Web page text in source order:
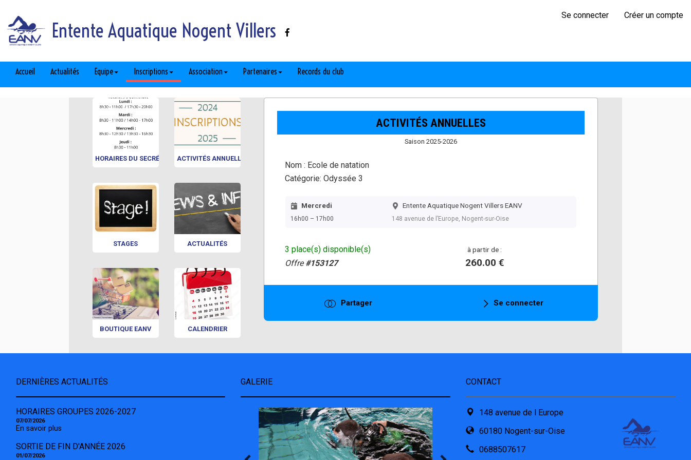
Entente Aquatique Nogent Villers
Se connecter Créer un compte
Accueil Actualités Equipe Inscriptions Association Partenaires Records du club
HORAIRES DU SECRÉTARIATACTIVITÉS ANNUELLES
STAGES ACTUALITÉS
BOUTIQUE EANV CALENDRIER
ACTIVITÉS ANNUELLES
Saison 2025-2026
Nom : Ecole de natation
Catégorie: Odyssée 3
Mercredi
16h00 – 17h00
Entente Aquatique Nogent Villers EANV
148 avenue de l’Europe, Nogent-sur-Oise
3 place(s) disponible(s)
Offre#153127
à partir de :
260.00 €
Partager Se connecter
DERNIÈRES ACTUALITÉS
HORAIRES GROUPES 2026-2027
07/07/2026
En savoir plus
SORTIE DE FIN D'ANNÉE 2026
01/07/2026
GALERIE CONTACT
148 avenue de l Europe
60180 Nogent-sur-Oise
0688507617